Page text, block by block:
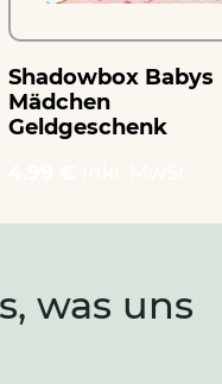
Shadowbox Babys
Mädchen
Geldgeschenk
was uns